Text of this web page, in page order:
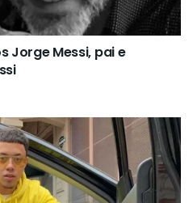
Jorge Messi, pai e